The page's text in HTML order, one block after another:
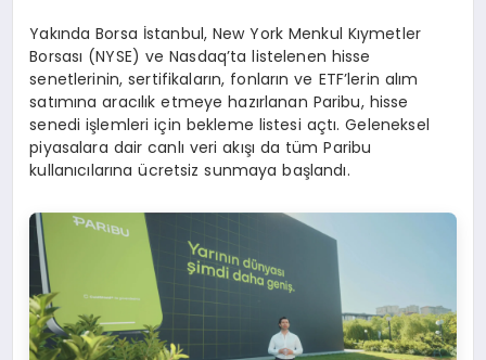
Yakında Borsa İstanbul, New York Menkul Kıymetler
Borsası (NYSE) ve Nasdaq’ta listelenen hisse
senetlerinin, sertifikaların, fonların ve ETF’lerin alım
satımına aracılık etmeye hazırlanan Paribu, hisse
senedi işlemleri için bekleme listesi açtı. Geleneksel
piyasalara dair canlı veri akışı da tüm Paribu
kullanıcılarına ücretsiz sunmaya başlandı.